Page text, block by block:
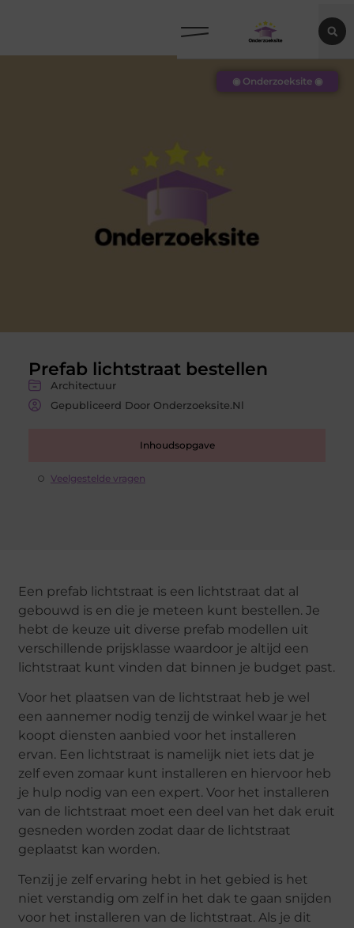
Prefab lichtstraat bestellen
Architectuur
Gepubliceerd Door Onderzoeksite.nl
Inhoudsopgave
Veelgestelde vragen
◉ Onderzoeksite ◉
Een prefab lichtstraat is een lichtstraat dat al
gebouwd is en die je meteen kunt bestellen. Je
hebt de keuze uit diverse prefab modellen uit
verschillende prijsklasse waardoor je altijd een
lichtstraat kunt vinden dat binnen je budget past.
Voor het plaatsen van de lichtstraat heb je wel
een aannemer nodig tenzij de winkel waar je het
koopt diensten aanbied voor het installeren
ervan. Een lichtstraat is namelijk niet iets dat je
zelf even zomaar kunt installeren en hiervoor heb
je hulp nodig van een expert. Voor het installeren
van de lichtstraat moet een deel van het dak eruit
gesneden worden zodat daar de lichtstraat
geplaatst kan worden.
Tenzij je zelf ervaring hebt in het gebied is het
niet verstandig om zelf in het dak te gaan snijden
voor het installeren van de lichtstraat. Als je dit